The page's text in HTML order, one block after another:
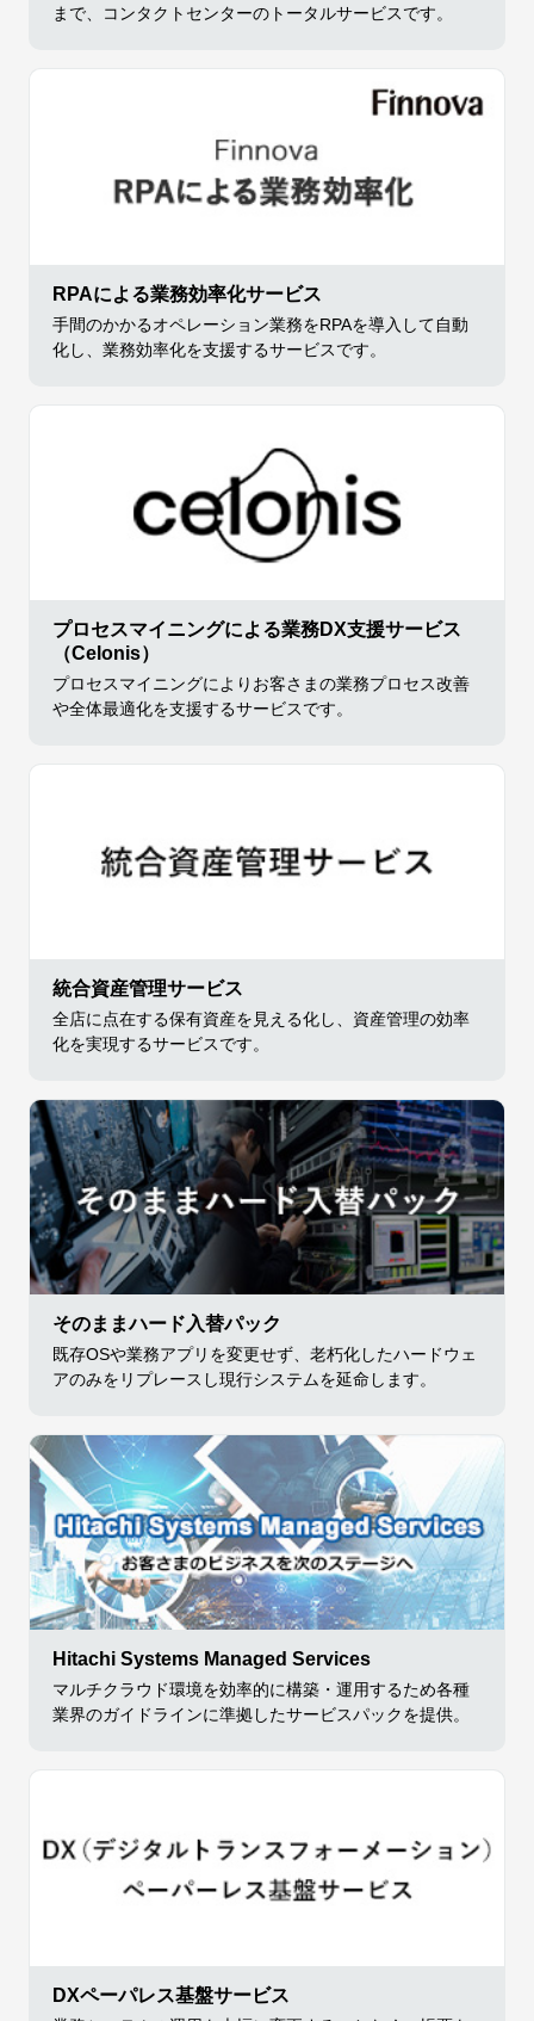
まで、コンタクトセンターのトータルサービスです。
RPAによる業務効率化サービス
手間のかかるオペレーション業務をRPAを導入して自動
化し、業務効率化を支援するサービスです。
プロセスマイニングによる業務DX支援サービス
（Celonis）
プロセスマイニングによりお客さまの業務プロセス改善
や全体最適化を支援するサービスです。
統合資産管理サービス
全店に点在する保有資産を見える化し、資産管理の効率
化を実現するサービスです。
そのままハード入替パック
既存OSや業務アプリを変更せず、老朽化したハードウェ
アのみをリプレースし現行システムを延命します。
Hitachi Systems Managed Services
マルチクラウド環境を効率的に構築・運用するため各種
業界のガイドラインに準拠したサービスパックを提供。
DXペーパレス基盤サービス